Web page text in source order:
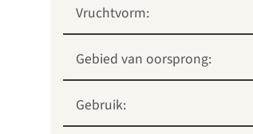
Vruchtvorm:
Gebied van oorsprong:
Gebruik: